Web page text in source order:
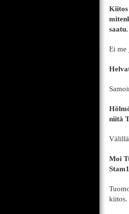
Kiitos
saatu.
Ei me
niitä
Moi
kiitos.